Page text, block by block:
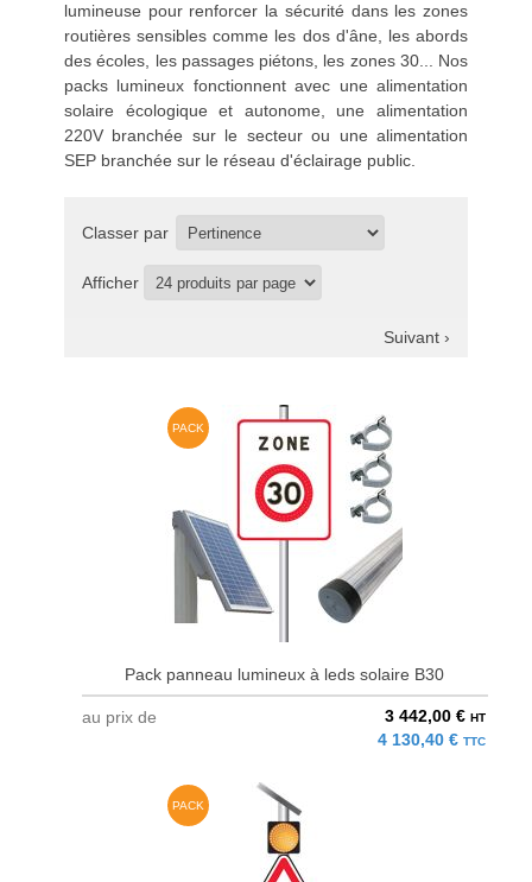
lumineuse pour renforcer la sécurité dans les zones
routières sensibles comme les dos d'âne, les abords
des écoles, les passages piétons, les zones 30... Nos
packs lumineux fonctionnent avec une alimentation
solaire écologique et autonome, une alimentation
220V branchée sur le secteur ou une alimentation
SEP branchée sur le réseau d'éclairage public.
Classer par
Afficher
Suivant ›
PACK
Pack panneau lumineux à leds solaire B30
au prix de 3 442,00 € HT
4 130,40 € TTC
PACK